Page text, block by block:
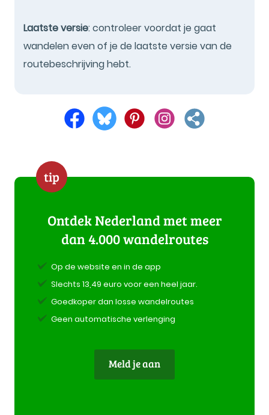
Laatste versie: controleer voordat je gaat
wandelen even of je de laatste versie van de
routebeschrijving hebt.
tip
Ontdek Nederland met meer
dan 4.000 wandelroutes
Op de website en in de app
Slechts 13,49 euro voor een heel jaar.
Goedkoper dan losse wandelroutes
Geen automatische verlenging
Meld je aan